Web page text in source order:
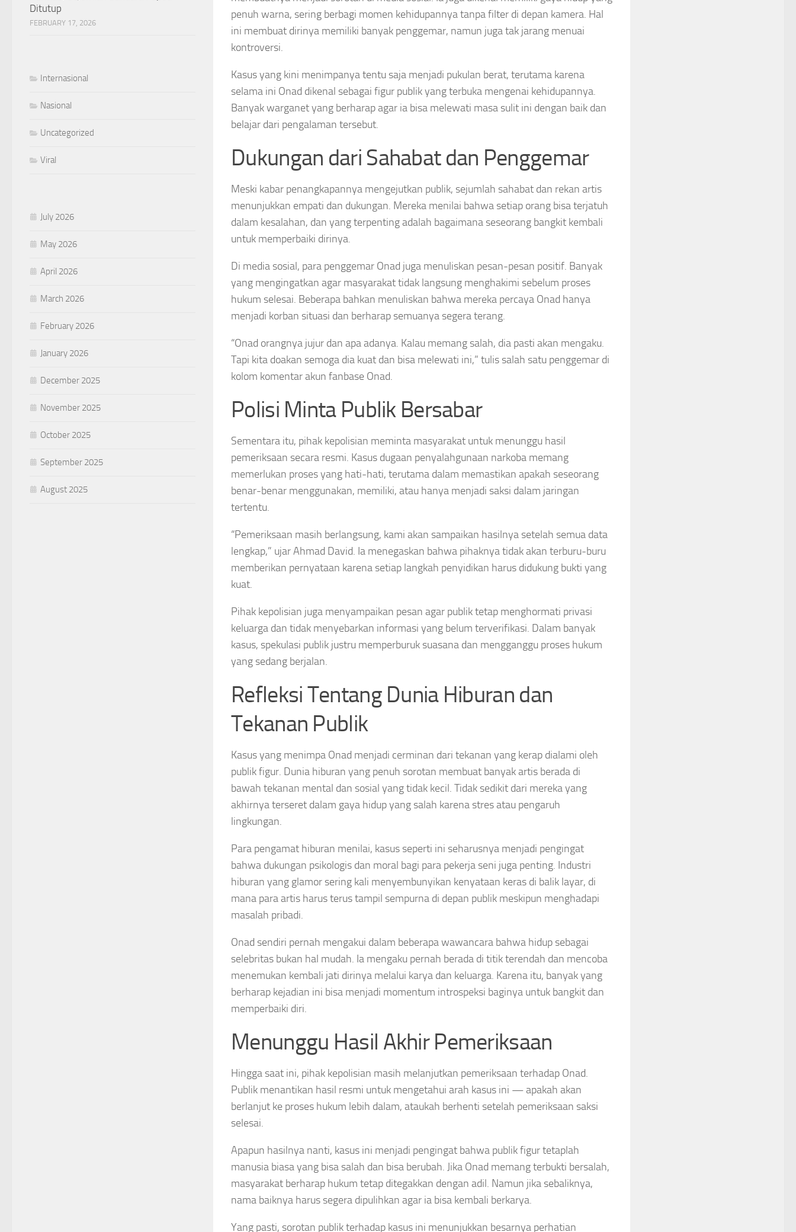
penuh warna, sering berbagi momen kehidupannya tanpa filter di depan kamera. Hal
ini membuat dirinya memiliki banyak penggemar, namun juga tak jarang menuai
kontroversi.
Kasus yang kini menimpanya tentu saja menjadi pukulan berat, terutama karena
selama ini Onad dikenal sebagai figur publik yang terbuka mengenai kehidupannya.
Banyak warganet yang berharap agar ia bisa melewati masa sulit ini dengan baik dan
belajar dari pengalaman tersebut.
Dukungan dari Sahabat dan Penggemar
Meski kabar penangkapannya mengejutkan publik, sejumlah sahabat dan rekan artis
menunjukkan empati dan dukungan. Mereka menilai bahwa setiap orang bisa terjatuh
dalam kesalahan, dan yang terpenting adalah bagaimana seseorang bangkit kembali
untuk memperbaiki dirinya.
Di media sosial, para penggemar Onad juga menuliskan pesan-pesan positif. Banyak
yang mengingatkan agar masyarakat tidak langsung menghakimi sebelum proses
hukum selesai. Beberapa bahkan menuliskan bahwa mereka percaya Onad hanya
menjadi korban situasi dan berharap semuanya segera terang.
“Onad orangnya jujur dan apa adanya. Kalau memang salah, dia pasti akan mengaku.
Tapi kita doakan semoga dia kuat dan bisa melewati ini,” tulis salah satu penggemar di
kolom komentar akun fanbase Onad.
Polisi Minta Publik Bersabar
Sementara itu, pihak kepolisian meminta masyarakat untuk menunggu hasil
pemeriksaan secara resmi. Kasus dugaan penyalahgunaan narkoba memang
memerlukan proses yang hati-hati, terutama dalam memastikan apakah seseorang
benar-benar menggunakan, memiliki, atau hanya menjadi saksi dalam jaringan
tertentu.
“Pemeriksaan masih berlangsung, kami akan sampaikan hasilnya setelah semua data
lengkap,” ujar Ahmad David. Ia menegaskan bahwa pihaknya tidak akan terburu-buru
memberikan pernyataan karena setiap langkah penyidikan harus didukung bukti yang
kuat.
Pihak kepolisian juga menyampaikan pesan agar publik tetap menghormati privasi
keluarga dan tidak menyebarkan informasi yang belum terverifikasi. Dalam banyak
kasus, spekulasi publik justru memperburuk suasana dan mengganggu proses hukum
yang sedang berjalan.
Refleksi Tentang Dunia Hiburan dan
Tekanan Publik
Kasus yang menimpa Onad menjadi cerminan dari tekanan yang kerap dialami oleh
publik figur. Dunia hiburan yang penuh sorotan membuat banyak artis berada di
bawah tekanan mental dan sosial yang tidak kecil. Tidak sedikit dari mereka yang
akhirnya terseret dalam gaya hidup yang salah karena stres atau pengaruh
lingkungan.
Para pengamat hiburan menilai, kasus seperti ini seharusnya menjadi pengingat
bahwa dukungan psikologis dan moral bagi para pekerja seni juga penting. Industri
hiburan yang glamor sering kali menyembunyikan kenyataan keras di balik layar, di
mana para artis harus terus tampil sempurna di depan publik meskipun menghadapi
masalah pribadi.
Onad sendiri pernah mengakui dalam beberapa wawancara bahwa hidup sebagai
selebritas bukan hal mudah. Ia mengaku pernah berada di titik terendah dan mencoba
menemukan kembali jati dirinya melalui karya dan keluarga. Karena itu, banyak yang
berharap kejadian ini bisa menjadi momentum introspeksi baginya untuk bangkit dan
memperbaiki diri.
Menunggu Hasil Akhir Pemeriksaan
Hingga saat ini, pihak kepolisian masih melanjutkan pemeriksaan terhadap Onad.
Publik menantikan hasil resmi untuk mengetahui arah kasus ini — apakah akan
berlanjut ke proses hukum lebih dalam, ataukah berhenti setelah pemeriksaan saksi
selesai.
Apapun hasilnya nanti, kasus ini menjadi pengingat bahwa publik figur tetaplah
manusia biasa yang bisa salah dan bisa berubah. Jika Onad memang terbukti bersalah,
masyarakat berharap hukum tetap ditegakkan dengan adil. Namun jika sebaliknya,
nama baiknya harus segera dipulihkan agar ia bisa kembali berkarya.
Yang pasti, sorotan publik terhadap kasus ini menunjukkan besarnya perhatian
Ditutup
FEBRUARY 17, 2026
Internasional
Nasional
Uncategorized
Viral
July 2026
May 2026
April 2026
March 2026
February 2026
January 2026
December 2025
November 2025
October 2025
September 2025
August 2025